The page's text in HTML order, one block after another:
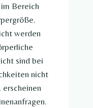
Bereich
werden
sind bei
nicht